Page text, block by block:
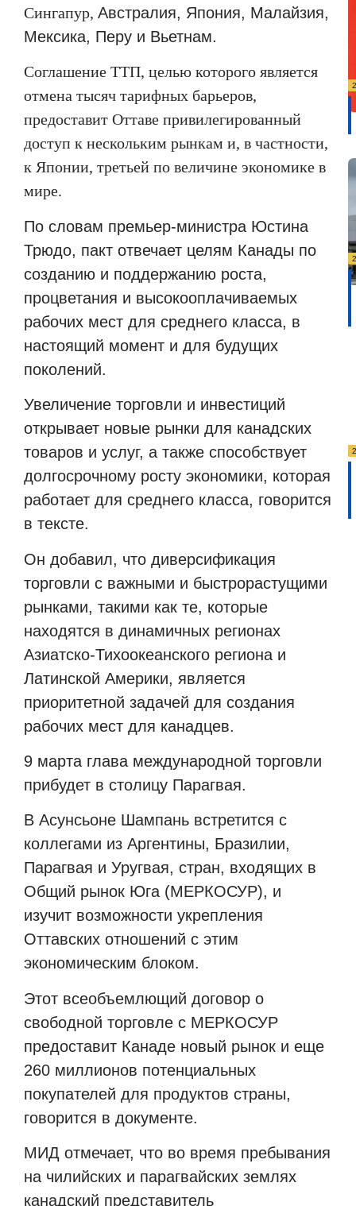
Сингапур, Австралия, Япония, Малайзия,
Мексика, Перу и Вьетнам.
Соглашение ТТП, целью которого является
отмена тысяч тарифных барьеров,
предоставит Оттаве привилегированный
доступ к нескольким рынкам и, в частности,
к Японии, третьей по величине экономике в
мире.
По словам премьер-министра Юстина
Трюдо, пакт отвечает целям Канады по
созданию и поддержанию роста,
процветания и высокооплачиваемых
рабочих мест для среднего класса, в
настоящий момент и для будущих
поколений.
Увеличение торговли и инвестиций
открывает новые рынки для канадских
товаров и услуг, а также способствует
долгосрочному росту экономики, которая
работает для среднего класса, говорится
в тексте.
Он добавил, что диверсификация
торговли с важными и быстрорастущими
рынками, такими как те, которые
находятся в динамичных регионах
Азиатско-Тихоокеанского региона и
Латинской Америки, является
приоритетной задачей для создания
рабочих мест для канадцев.
9 марта глава международной торговли
прибудет в столицу Парагвая.
В Асунсьоне Шампань встретится с
коллегами из Аргентины, Бразилии,
Парагвая и Уругвая, стран, входящих в
Общий рынок Юга (МЕРКОСУР), и
изучит возможности укрепления
Оттавских отношений с этим
экономическим блоком.
Этот всеобъемлющий договор о
свободной торговле с МЕРКОСУР
предоставит Канаде новый рынок и еще
260 миллионов потенциальных
покупателей для продуктов страны,
говорится в документе.
МИД отмечает, что во время пребывания
на чилийских и парагвайских землях
канадский представитель